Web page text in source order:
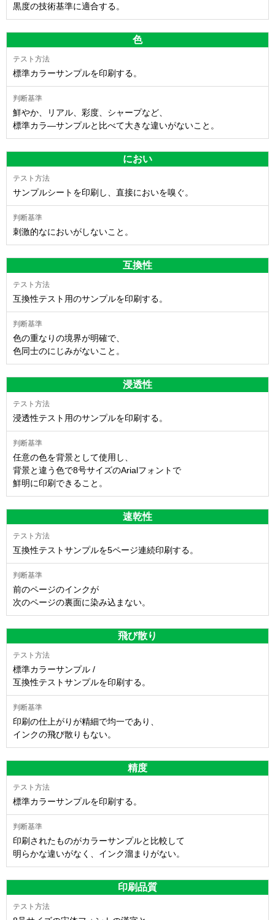
黒度の技術基準に適合する。
色
標準カラーサンプルを印刷する。
鮮やか、リアル、彩度、シャープなど、
標準カラ―サンプルと比べて大きな違いがないこと。
におい
サンプルシートを印刷し、直接においを嗅ぐ。
刺激的なにおいがしないこと。
互換性
互換性テスト用のサンプルを印刷する。
色の重なりの境界が明確で、
色同士のにじみがないこと。
浸透性
浸透性テスト用のサンプルを印刷する。
任意の色を背景として使用し、
背景と違う色で8号サイズのArialフォントで
鮮明に印刷できること。
速乾性
互換性テストサンプルを5ページ連続印刷する。
前のページのインクが
次のページの裏面に染み込まない。
飛び散り
標準カラーサンプル /
互換性テストサンプルを印刷する。
印刷の仕上がりが精細で均一であり、
インクの飛び散りもない。
精度
標準カラーサンプルを印刷する。
印刷されたものがカラーサンプルと比較して
明らかな違いがなく、インク溜まりがない。
印刷品質